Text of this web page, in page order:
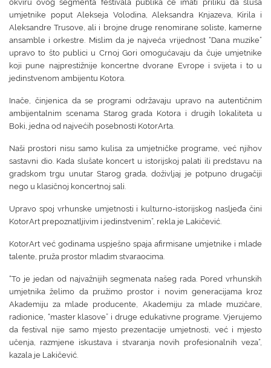
okviru ovog segmenta festivala publika će imati priliku da sluša
umjetnike poput Alekseja Volodina, Aleksandra Knjazeva, Kirila i
Aleksandre Trusove, ali i brojne druge renomirane soliste, kamerne
ansamble i orkestre. Mislim da je najveća vrijednost “Dana muzike”
upravo to što publici u Crnoj Gori omogućavaju da čuje umjetnike
koji pune najprestižnije koncertne dvorane Evrope i svijeta i to u
jedinstvenom ambijentu Kotora.
Inače, činjenica da se programi održavaju upravo na autentičnim
ambijentalnim scenama Starog grada Kotora i drugih lokaliteta u
Boki, jedna od najvećih posebnosti KotorArta.
Naši prostori nisu samo kulisa za umjetničke programe, već njihov
sastavni dio. Kada slušate koncert u istorijskoj palati ili predstavu na
gradskom trgu unutar Starog grada, doživljaj je potpuno drugačiji
nego u klasičnoj koncertnoj sali.
Upravo spoj vrhunske umjetnosti i kulturno-istorijskog nasljeđa čini
KotorArt prepoznatljivim i jedinstvenim”, rekla je Lakičević.
KotorArt već godinama uspješno spaja afirmisane umjetnike i mlade
talente, pruža prostor mladim stvaraocima.
“To je jedan od najvažnijih segmenata našeg rada. Pored vrhunskih
umjetnika želimo da pružimo prostor i novim generacijama kroz
Akademiju za mlade producente, Akademiju za mlade muzičare,
radionice, “master klasove” i druge edukativne programe. Vjerujemo
da festival nije samo mjesto prezentacije umjetnosti, već i mjesto
učenja, razmjene iskustava i stvaranja novih profesionalnih veza”,
kazala je Lakičević.